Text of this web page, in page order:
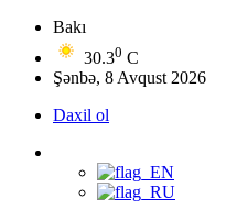
Bakı
30.30 C
Şənbə, 8 Avqust 2026
Daxil ol